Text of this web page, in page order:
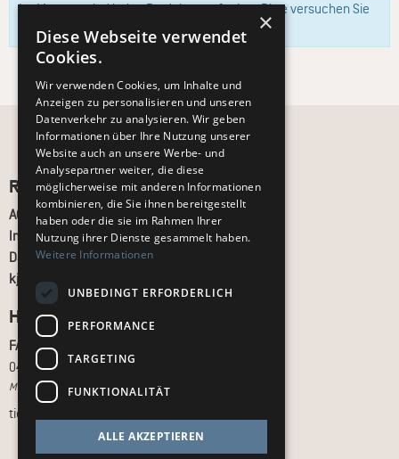
Im Moment sind keine Produkte verfügbar. Bitte versuchen Sie
es zu einem späteren Zeitpunkt erneut.
Recht und Ordnung
AGB
Impressum
Datenschutz
kj.de
Hilfe & Support
FAQ
040 - 413 22 60
Montag bis Freitag, 10:00 bis 18:00 Uhr
tickets@kj.de
×
Diese Webseite verwendet
Cookies.
Wir verwenden Cookies, um Inhalte und
Anzeigen zu personalisieren und unseren
Datenverkehr zu analysieren. Wir geben
Informationen über Ihre Nutzung unserer
Website auch an unsere Werbe- und
Analysepartner weiter, die diese
möglicherweise mit anderen Informationen
kombinieren, die Sie ihnen bereitgestellt
haben oder die sie im Rahmen Ihrer
Nutzung ihrer Dienste gesammelt haben.
Weitere Informationen
UNBEDINGT ERFORDERLICH
PERFORMANCE
TARGETING
FUNKTIONALITÄT
ALLE AKZEPTIEREN